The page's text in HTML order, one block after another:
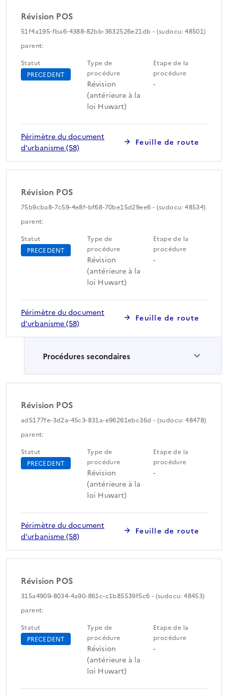
Révision POS
51f4a195-fba6-4388-82bb-3632526e21db - (sudocu: 48501)
parent:
Statut
PRECEDENT
Type de
procédure
Révision
(antérieure à la
loi Huwart)
Etape de la
procédure
-
Périmètre du document
d'urbanisme (58)
Feuille de route
Révision POS
75b9cba8-7c59-4e8f-bf68-70be15d29ee6 - (sudocu: 48534)
parent:
Statut
PRECEDENT
Type de
procédure
Révision
(antérieure à la
loi Huwart)
Etape de la
procédure
-
Périmètre du document
d'urbanisme (58)
Feuille de route
Procédures secondaires
Révision POS
ad5177fe-3d2a-45c3-831a-e96261ebc36d - (sudocu: 48478)
parent:
Statut
PRECEDENT
Type de
procédure
Révision
(antérieure à la
loi Huwart)
Etape de la
procédure
-
Périmètre du document
d'urbanisme (58)
Feuille de route
Révision POS
315a4909-8034-4a90-861c-c1b85539f5c6 - (sudocu: 48453)
parent:
Statut
PRECEDENT
Type de
procédure
Révision
(antérieure à la
loi Huwart)
Etape de la
procédure
-